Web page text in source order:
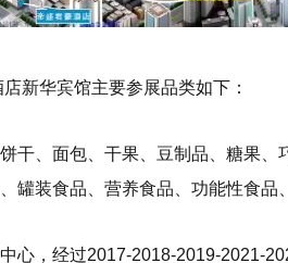
新华宾馆主要参展品类如下：
干、面包、干果、豆制品、糖果
罐装食品、营养食品、功能性食
心，经过2017-2018-2019-2021-